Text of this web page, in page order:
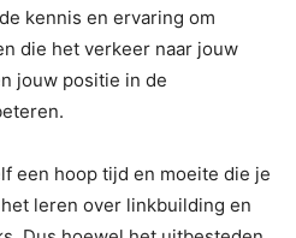
kennis en ervaring om
die het verkeer naar jouw
jouw positie in de
een hoop tijd en moeite die je
leren over linkbuilding en